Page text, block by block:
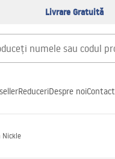
Livrare Gratuită
ReduceriDespre noiContact
Nickle